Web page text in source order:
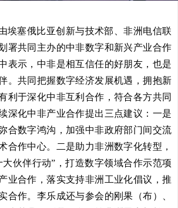
埃塞俄比亚创新与技术部、非洲电信联
署共同主办的中非数字和新兴产业合作
表示，中非是相互信任的好朋友，也是
。共同把握数字经济发展机遇，拥抱新
利于深化中非互利合作，符合各方共同
深化中非产业合作提出三点建议：一是
合数字鸿沟，加强中非政府部门间交流
合作中心。二是助力非洲数字化转型，
伙伴行动”，打造数字领域合作示范项
业合作，落实支持非洲工业化倡议，推
合作。李乐成还与参会的刚果（布）、